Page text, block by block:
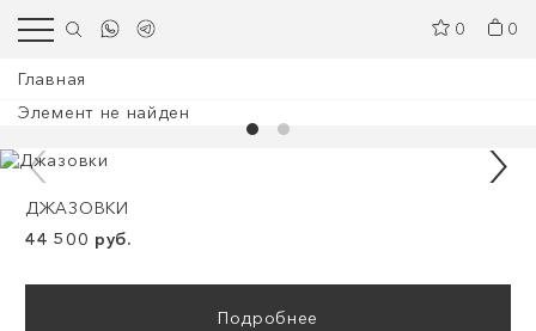
0 0
Главная
Элемент не найден
ДЖАЗОВКИ
44 500 руб.
Подробнее